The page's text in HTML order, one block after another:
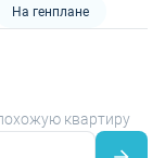
На генплане
квартиру